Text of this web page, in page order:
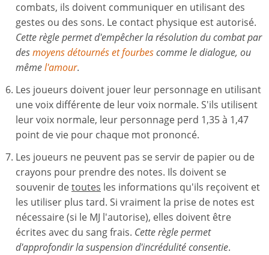
combats, ils doivent communiquer en utilisant des
gestes ou des sons. Le contact physique est autorisé.
Cette règle permet d'empêcher la résolution du combat par
desmoyens détournés et fourbescomme le dialogue, ou
mêmel'amour.
Les joueurs doivent jouer leur personnage en utilisant
une voix différente de leur voix normale. S'ils utilisent
leur voix normale, leur personnage perd 1,35 à 1,47
point de vie pour chaque mot prononcé.
Les joueurs ne peuvent pas se servir de papier ou de
crayons pour prendre des notes. Ils doivent se
souvenir detoutes les informations qu'ils reçoivent et
les utiliser plus tard. Si vraiment la prise de notes est
nécessaire (si le MJ l'autorise), elles doivent être
écrites avec du sang frais. Cette règle permet
d'approfondir la suspension d'incrédulité consentie.